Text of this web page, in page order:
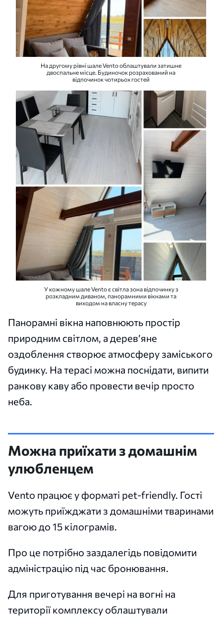
На другому рівні шале Vento облаштували затишне
двоспальне місце. Будиночок розрахований на
відпочинок чотирьох гостей
У кожному шале Vento є світла зона відпочинку з
розкладним диваном, панорамними вікнами та
виходом на власну терасу
Панорамні вікна наповнюють простір
природним світлом, а дерев’яне
оздоблення створює атмосферу заміського
будинку. На терасі можна поснідати, випити
ранкову каву або провести вечір просто
неба.
Можна приїхати з домашнім
улюбленцем
Vento працює у форматі pet-friendly. Гості
можуть приїжджати з домашніми тваринами
вагою до 15 кілограмів.
Про це потрібно заздалегідь повідомити
адміністрацію під час бронювання.
Для приготування вечері на вогні на
території комплексу облаштували